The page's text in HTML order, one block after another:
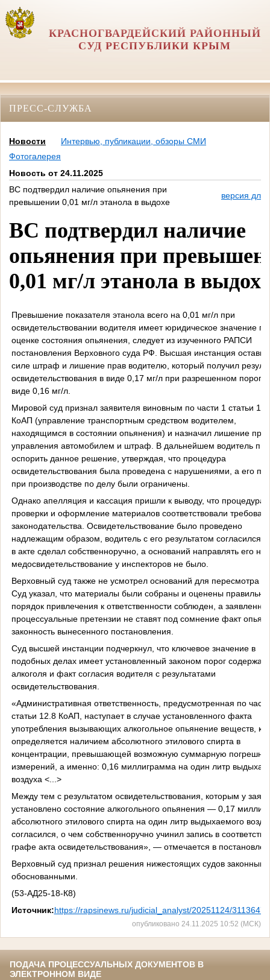
КРАСНОГВАРДЕЙСКИЙ РАЙОННЫЙ
СУД РЕСПУБЛИКИ КРЫМ
ПРЕСС-СЛУЖБА
Новости
Интервью, публикации, обзоры СМИ
Фотогалерея
Новость от 24.11.2025
ВС подтвердил наличие опьянения при
превышении 0,01 мг/л этанола в выдохе
версия для
ВС подтвердил наличие
опьянения при
0,01 мг/л этанола в выдохе
Превышение показателя этанола всего на 0,01 мг/л при
освидетельствовании водителя имеет юридическое значение
оценке состояния опьянения, следует из изученного РАПСИ
постановления Верховного суда РФ. Высшая инстанция
силе штраф и лишение прав водителю, который получил
освидетельствования в виде 0,17 мг/л при разрешенном пороге
виде 0,16 мг/л.
Мировой суд признал заявителя виновным по части 1 статьи
КоАП (управление транспортным средством водителем,
находящимся в состоянии опьянения) и назначил лишение
управления автомобилем и штраф. В дальнейшем водитель
оспорить данное решение, утверждая, что процедура
освидетельствования была проведена с нарушениями, а его
при производстве по делу были ограничены.
Однако апелляция и кассация пришли к выводу, что процедура
проверки и оформление материалов соответствовали
законодательства. Освидетельствование было проведено
надлежащим образом, водитель с его результатом согласился,
в акте сделал собственноручно, а оснований направлять его на
медосвидетельствование у инспекторов не было.
Верховный суд также не усмотрел оснований для пересмотра
Суд указал, что материалы были собраны и оценены правильно,
порядок привлечения к ответственности соблюден, а
процессуальные претензии не ставят под сомнение факт
законность вынесенного постановления.
Суд высшей инстанции подчеркнул, что ключевое значение в
подобных делах имеет установленный законом порог
алкоголя и факт согласия водителя с результатами
освидетельствования.
«Административная ответственность, предусмотренная по
статьи 12.8 КоАП, наступает в случае установленного факта
употребления вызывающих алкогольное опьянение веществ,
определяется наличием абсолютного этилового спирта в
концентрации, превышающей возможную суммарную
измерений, а именно: 0,16 миллиграмма на один литр
воздуха <...>
Между тем с результатом освидетельствования, которым у
установлено состояние алкогольного опьянения — 0,17
абсолютного этилового спирта на один литр выдыхаемого
согласился, о чем собственноручно учинил запись в
графе акта освидетельствования», — отмечается в
Верховный суд признал решения нижестоящих судов
обоснованными.
(53-АД25-18-К8)
Источник:https://rapsinews.ru/judicial_analyst/20251124/
опубликовано 24.11.2025 10:52 (МСК)
ПОДАЧА ПРОЦЕССУАЛЬНЫХ ДОКУМЕНТОВ В
ЭЛЕКТРОННОМ ВИДЕ